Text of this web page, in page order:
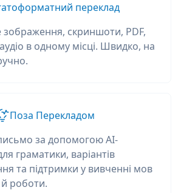
переклад
зображення, скриншоти, PDF,
в одному місці. Швидко, на
Поза Перекладом
за допомогою AI-
граматики, варіантів
та підтримки у вивченні мов
роботи.